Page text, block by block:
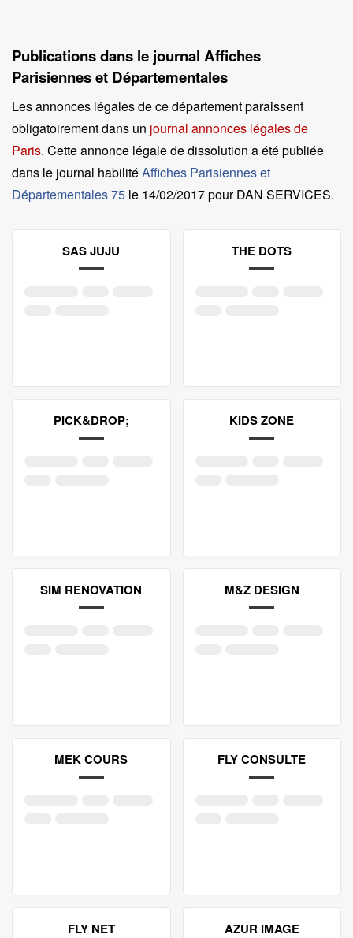
Publications dans le journal Affiches
Parisiennes et Départementales
Les annonces légales de ce département paraissent
obligatoirement dans un journal annonces légales de
Paris. Cette annonce légale de dissolution a été publiée
dans le journal habilitéAffiches Parisiennes et
Départementales 75 le 14/02/2017 pour DAN SERVICES.
SAS JUJU THE DOTS
PICK&DROP; KIDS ZONE
SIM RENOVATION M&Z DESIGN
MEK COURS FLY CONSULTE
FLY NET AZUR IMAGE